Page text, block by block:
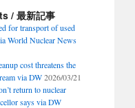
/ 最新記事
for transport of used
World Nuclear News
cost threatens the
via DW 2026/03/21
return to nuclear
says via DW